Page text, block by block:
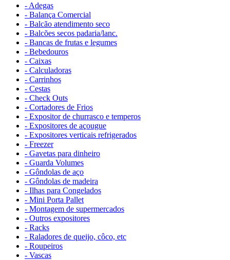
- Adegas
- Balança Comercial
- Balcão atendimento seco
- Balcões secos padaria/lanc.
- Bancas de frutas e legumes
- Bebedouros
- Caixas
- Calculadoras
- Carrinhos
- Cestas
- Check Outs
- Cortadores de Frios
- Expositor de churrasco e temperos
- Expositores de açougue
- Expositores verticais refrigerados
- Freezer
- Gavetas para dinheiro
- Guarda Volumes
- Gôndolas de aço
- Gôndolas de madeira
- Ilhas para Congelados
- Mini Porta Pallet
- Montagem de supermercados
- Outros expositores
- Racks
- Raladores de queijo, côco, etc
- Roupeiros
- Vascas